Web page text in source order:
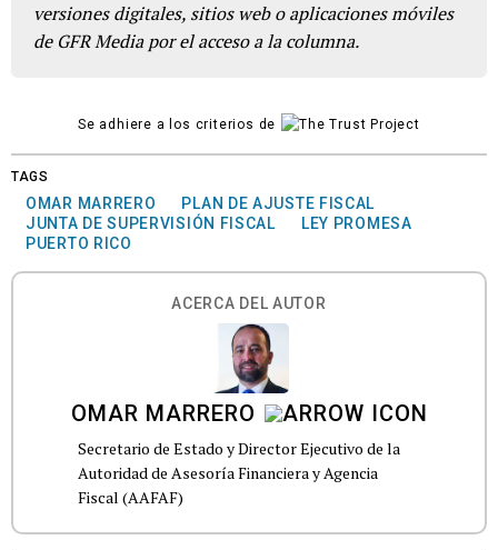
versiones digitales, sitios web o aplicaciones móviles
de GFR Media por el acceso a la columna.
Se adhiere a los criterios de
TAGS
OMAR MARRERO
PLAN DE AJUSTE FISCAL
JUNTA DE SUPERVISIÓN FISCAL
LEY PROMESA
PUERTO RICO
ACERCA DEL AUTOR
OMAR MARRERO
Secretario de Estado y Director Ejecutivo de la
Autoridad de Asesoría Financiera y Agencia
Fiscal (AAFAF)